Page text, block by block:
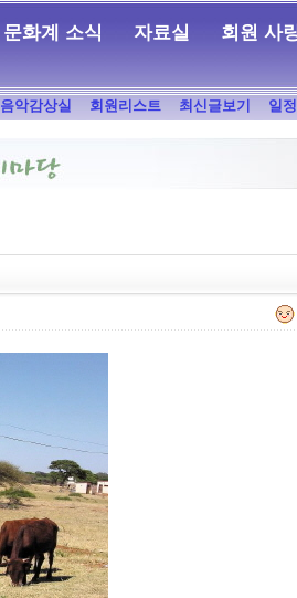
문화계 소식 자료실 회원 사
음악감상실 회원리스트 최신글보기 일